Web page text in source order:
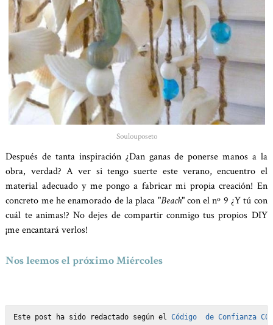
Soulouposeto
Después de tanta inspiración ¿Dan ganas de ponerse manos a la
obra, verdad? A ver si tengo suerte este verano, encuentro el
material adecuado y me pongo a fabricar mi propia creación! En
concreto me he enamorado de la placa "Beach" con el nº 9 ¿Y tú con
cuál te animas!? No dejes de compartir conmigo tus propios DIY
¡me encantará verlos!
Nos leemos el próximo Miércoles
Este post ha sido redactado según el Código  de Confianza